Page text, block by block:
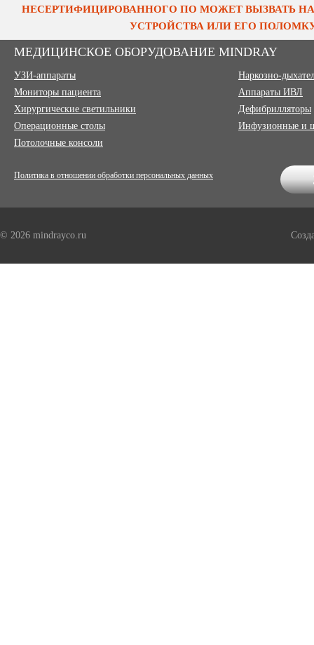
НЕСЕРТИФИЦИРОВАННОГО ПО МОЖЕТ ВЫЗВАТЬ
УСТРОЙСТВА ИЛИ ЕГО
МЕДИЦИНСКОЕ ОБОРУДОВАНИЕ MINDRAY
УЗИ-аппараты
Мониторы пациента
Хирургические светильники
Операционные столы
Потолочные консоли
Наркозно-
Аппараты ИВЛ
Дефибрилляторы
Инфузионные и
Политика в отношении обработки персональных данных
© 2026 mindrayco.ru